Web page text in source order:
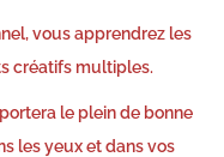
vous apprendrez les
créatifs multiples.
le plein de bonne
les yeux et dans vos